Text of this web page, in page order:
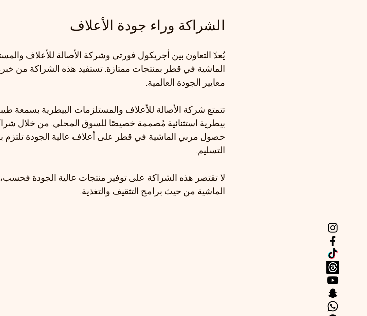
الشراكة وراء جودة الأعلاف
يُعدّ التعاون بين أجريكول فورتي وشركة الأصالة للأعلاف
الماشية في قطر بمنتجات ممتازة. تستفيد هذه الشراكة من
معايير الجودة العالمية.
تتمتع شركة الأصالة للأعلاف والمستلزمات البيطرية بسمعة
بيطرية استثنائية مُصممة خصيصًا للسوق المحلي. من خلال
حصول مربي الماشية في قطر على أعلاف عالية الجودة تلتزم
التسليم.
لا تقتصر هذه الشراكة على توفير منتجات عالية الجودة فحسب،
الماشية من حيث برامج التثقيف والتغذية.